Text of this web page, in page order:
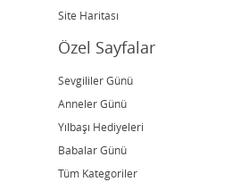
Site Haritası
Özel Sayfalar
Sevgililer Günü
Anneler Günü
Yılbaşı Hediyeleri
Babalar Günü
Tüm Kategoriler